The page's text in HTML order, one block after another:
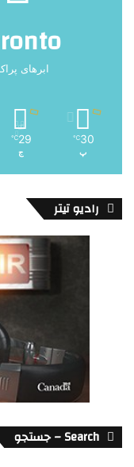
ابرهای
30
℃
پ
29
℃
ج
رادیو تیتر
Search – جستجو